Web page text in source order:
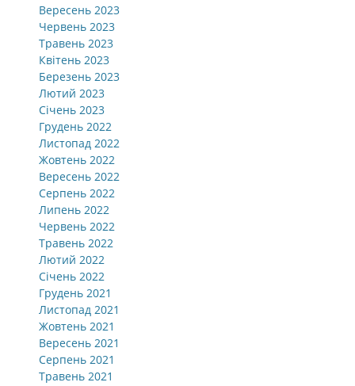
Вересень 2023
Червень 2023
Травень 2023
Квітень 2023
Березень 2023
Лютий 2023
Січень 2023
Грудень 2022
Листопад 2022
Жовтень 2022
Вересень 2022
Серпень 2022
Липень 2022
Червень 2022
Травень 2022
Лютий 2022
Січень 2022
Грудень 2021
Листопад 2021
Жовтень 2021
Вересень 2021
Серпень 2021
Травень 2021